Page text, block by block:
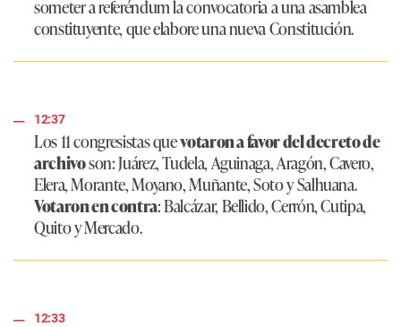
someter a referéndum la convocatoria a una asamblea
constituyente, que elabore una nueva Constitución.
12:37
Los 11 congresistas quevotaron a favor del decreto de
archivoson: Juárez, Tudela, Aguinaga, Aragón, Cavero,
Elera, Morante, Moyano, Muñante, Soto y Salhuana.
Votaron en contra: Balcázar, Bellido, Cerrón, Cutipa,
Quito y Mercado.
12:33